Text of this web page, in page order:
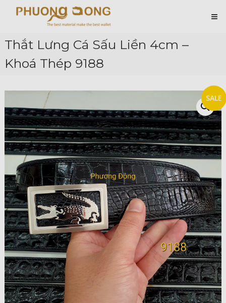
Cá
Phương
Đông
Hài
Chất
Thắt Lưng Cá Sấu Liền 4cm –
Khoá Thép 9188
SALE